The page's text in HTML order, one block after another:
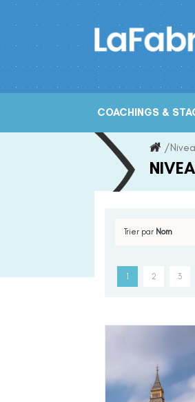
Skip
to
COACHINGS &
/
Trier par Nom
1 2 3